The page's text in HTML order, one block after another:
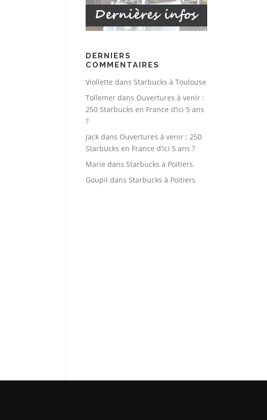
DERNIERS
COMMENTAIRES
Viollette dans Starbucks à Toulouse
Tollemer dans Ouvertures à venir :
250 Starbucks en France d’ici 5 ans
?
Jack dans Ouvertures à venir : 250
Starbucks en France d’ici 5 ans ?
Marie dans Starbucks à Poitiers
Goupil dans Starbucks à Poitiers